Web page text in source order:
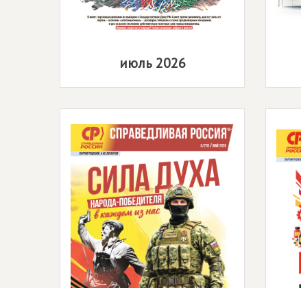
июль 2026